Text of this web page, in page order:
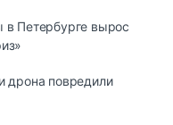
в Петербурге вырос
дрона повредили